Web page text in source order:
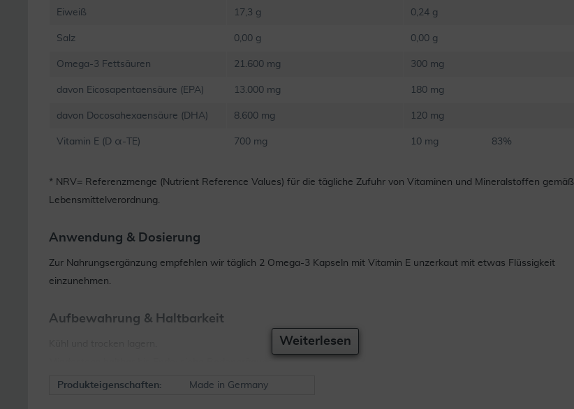
Eiweiß 17,3 g 0,24 g
Salz 0,00 g 0,00 g
Omega-3 Fettsäuren 21.600 mg 300 mg
davon Eicosapentaensäure (EPA) 13.000 mg 180 mg
davon Docosahexaensäure (DHA) 8.600 mg 120 mg
Vitamin E (D α-TE) 700 mg 10 mg 83%
* NRV= Referenzmenge (Nutrient Reference Values) für die tägliche Zufuhr von Vitaminen und Mineralstoffen gemäß
Lebensmittelverordnung.
Anwendung & Dosierung
Zur Nahrungsergänzung empfehlen wir täglich 2 Omega-3 Kapseln mit Vitamin E unzerkaut mit etwas Flüssigkeit
einzunehmen.
Aufbewahrung & Haltbarkeit
Weiterlesen
Produkteigenschaften: Made in Germany